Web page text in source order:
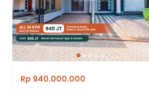
Rp 940.000.000